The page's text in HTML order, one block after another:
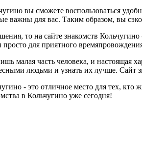
вы сможете воспользоваться
важны для вас. Таким образом, вы
то на сайте знакомств
для приятного
малая часть человека, и настоящая
людьми и узнать их лучше.
- это отличное место для тех,
в Кольчугино уже сегодня!